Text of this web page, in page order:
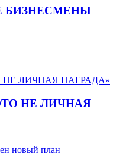
БИЗНЕСМЕНЫ
НЕ ЛИЧНАЯ